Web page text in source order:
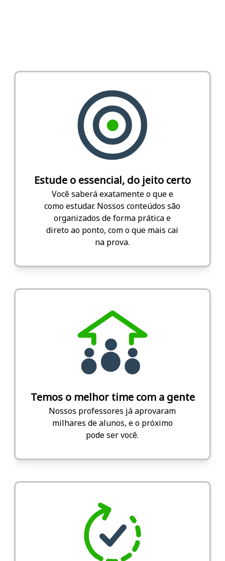
Estude o essencial, do jeito certo
Você saberá exatamente o que e
como estudar. Nossos conteúdos são
organizados de forma prática e
direto ao ponto, com o que mais cai
na prova.
Temos o melhor time com a gente
Nossos professores já aprovaram
milhares de alunos, e o próximo
pode ser você.